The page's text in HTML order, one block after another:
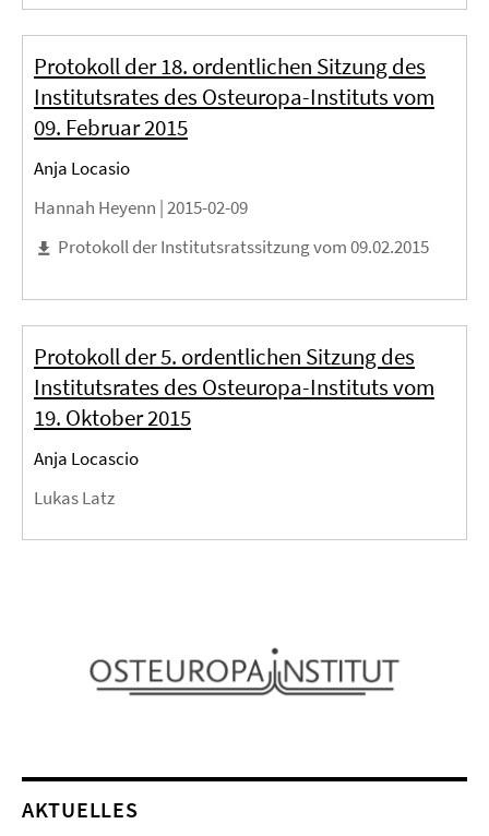
Protokoll der 18. ordentlichen Sitzung des
Institutsrates des Osteuropa-Instituts vom
09. Februar 2015
Anja Locasio
Hannah Heyenn |2015-02-09
Protokoll der Institutsratssitzung vom 09.02.2015
Protokoll der 5. ordentlichen Sitzung des
Institutsrates des Osteuropa-Instituts vom
19. Oktober 2015
Anja Locascio
Lukas Latz
AKTUELLES